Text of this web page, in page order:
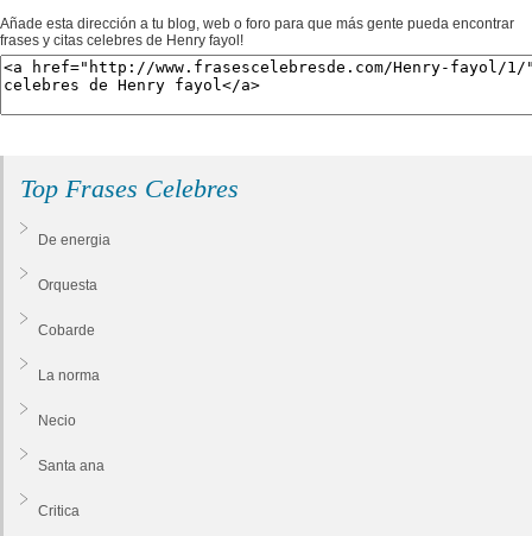
Añade esta dirección a tu blog, web o foro para que más gente pueda encontrar
frases y citas celebres de Henry fayol!
Top Frases Celebres
De energia
Orquesta
Cobarde
La norma
Necio
Santa ana
Critica